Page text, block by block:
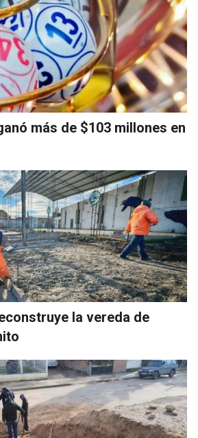
más de $103 millones en
la vereda de